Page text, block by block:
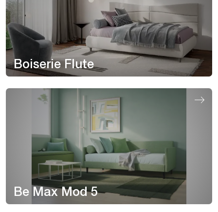
Boiserie Flute
Be Max Mod 5